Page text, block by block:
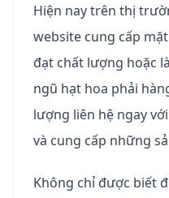
Hiện nay trên thị
website cung cấp
đạt chất lượng hoặc
ngũ hạt hoa phải
lượng liên hệ ngay
và cung cấp những
Không chỉ được biết